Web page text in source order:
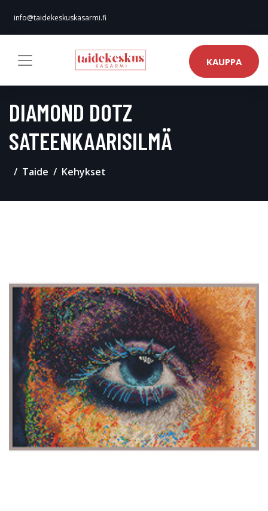
info@taidekeskuskasarmi.fi
KAUPPA
DIAMOND DOTZ
SATEENKAARISILMÄ
Taide Kehykset